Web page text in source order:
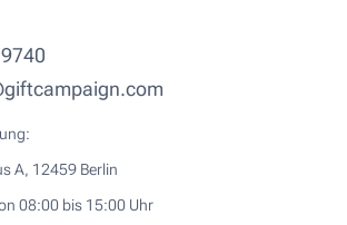
A, 12459 Berlin
08:00 bis 15:00 Uhr